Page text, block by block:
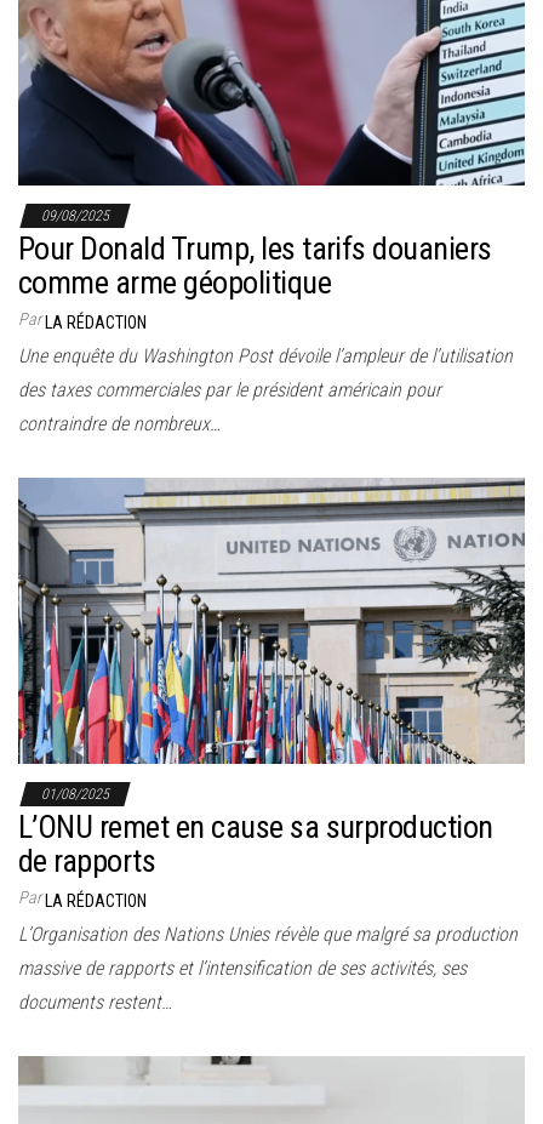
l
a
n
a
v
09/08/2025
Pour Donald Trump, les tarifs douaniers
comme arme géopolitique
ParLA RÉDACTION
Une enquête du Washington Post dévoile l’ampleur de l’utilisation
des taxes commerciales par le président américain pour
contraindre de nombreux…
01/08/2025
L’ONU remet en cause sa surproduction
de rapports
ParLA RÉDACTION
L’Organisation des Nations Unies révèle que malgré sa production
massive de rapports et l’intensification de ses activités, ses
documents restent…